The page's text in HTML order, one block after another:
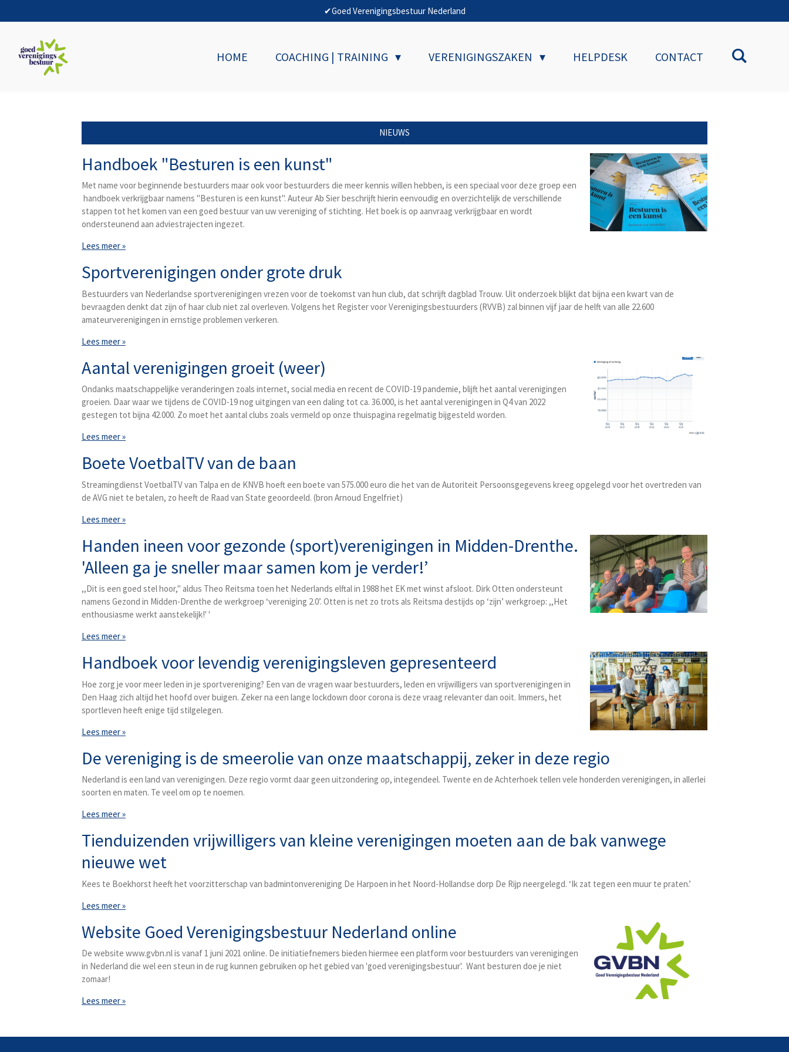
direct
hoofdinhoud
✔Goed Verenigingsbestuur Nederland
HOME COACHING | TRAINING VERENIGINGSZAKEN HELPDESK CONTACT
NIEUWS
Handboek "Besturen is een kunst"
Met name voor beginnende bestuurders maar ook voor bestuurders die meer kennis willen hebben, is een speciaal voor deze groep een
handboek verkrijgbaar namens "Besturen is een kunst". Auteur Ab Sier beschrijft hierin eenvoudig en overzichtelijk de verschillende
stappen tot het komen van een goed bestuur van uw vereniging of stichting. Het boek is op aanvraag verkrijgbaar en wordt
ondersteunend aan adviestrajecten ingezet.
Lees meer »
Sportverenigingen onder grote druk
Bestuurders van Nederlandse sportverenigingen vrezen voor de toekomst van hun club, dat schrijft dagblad Trouw. Uit onderzoek blijkt dat bijna een kwart van de
bevraagden denkt dat zijn of haar club niet zal overleven. Volgens het Register voor Verenigingsbestuurders (RVVB) zal binnen vijf jaar de helft van alle 22.600
amateurverenigingen in ernstige problemen verkeren.
Lees meer »
Aantal verenigingen groeit (weer)
Ondanks maatschappelijke veranderingen zoals internet, social media en recent de COVID-19 pandemie, blijft het aantal verenigingen
groeien. Daar waar we tijdens de COVID-19 nog uitgingen van een daling tot ca. 36.000, is het aantal verenigingen in Q4 van 2022
gestegen tot bijna 42.000. Zo moet het aantal clubs zoals vermeld op onze thuispagina regelmatig bijgesteld worden.
Lees meer »
Boete VoetbalTV van de baan
Streamingdienst VoetbalTV van Talpa en de KNVB hoeft een boete van 575.000 euro die het van de Autoriteit Persoonsgegevens kreeg opgelegd voor het overtreden van
de AVG niet te betalen, zo heeft de Raad van State geoordeeld. (bron Arnoud Engelfriet)
Lees meer »
Handen ineen voor gezonde (sport)verenigingen in Midden-Drenthe.
'Alleen ga je sneller maar samen kom je verder!’
,,Dit is een goed stel hoor,'' aldus Theo Reitsma toen het Nederlands elftal in 1988 het EK met winst afsloot. Dirk Otten ondersteunt
namens Gezond in Midden-Drenthe de werkgroep ‘vereniging 2.0’. Otten is net zo trots als Reitsma destijds op ‘zijn’ werkgroep: ,,Het
enthousiasme werkt aanstekelijk!' '
Lees meer »
Handboek voor levendig verenigingsleven gepresenteerd
Hoe zorg je voor meer leden in je sportvereniging? Een van de vragen waar bestuurders, leden en vrijwilligers van sportverenigingen in
Den Haag zich altijd het hoofd over buigen. Zeker na een lange lockdown door corona is deze vraag relevanter dan ooit. Immers, het
sportleven heeft enige tijd stilgelegen.
Lees meer »
De vereniging is de smeerolie van onze maatschappij, zeker in deze regio
Nederland is een land van verenigingen. Deze regio vormt daar geen uitzondering op, integendeel. Twente en de Achterhoek tellen vele honderden verenigingen, in allerlei
soorten en maten. Te veel om op te noemen.
Lees meer »
Tienduizenden vrijwilligers van kleine verenigingen moeten aan de bak vanwege
nieuwe wet
Kees te Boekhorst heeft het voorzitterschap van badmintonvereniging De Harpoen in het Noord-Hollandse dorp De Rijp neergelegd. ‘Ik zat tegen een muur te praten.’
Lees meer »
Website Goed Verenigingsbestuur Nederland online
De website www.gvbn.nl is vanaf 1 juni 2021 online. De initiatiefnemers bieden hiermee een platform voor bestuurders van verenigingen
in Nederland die wel een steun in de rug kunnen gebruiken op het gebied van 'goed verenigingsbestuur'. Want besturen doe je niet
zomaar!
Lees meer »